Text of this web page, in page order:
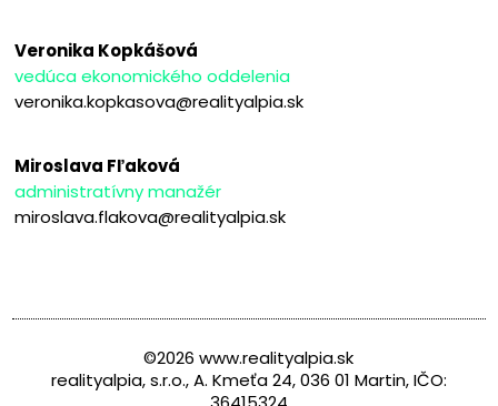
Veronika Kopkášová
vedúca ekonomického oddelenia
veronika.kopkasova@realityalpia.sk
Miroslava Fľaková
administratívny manažér
miroslava.flakova@realityalpia.sk
©2026 www.realityalpia.sk
realityalpia, s.r.o., A. Kmeťa 24, 036 01 Martin, IČO: